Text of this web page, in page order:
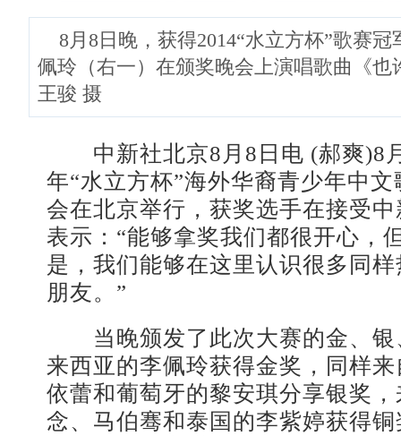
8月8日晚，获得2014“水立方杯”歌赛冠
佩玲（右一）在颁奖晚会上演唱歌曲《也
王骏 摄
中新社北京8月8日电 (郝爽)8
年“水立方杯”海外华裔青少年中
会在北京举行，获奖选手在接受中
表示：“能够拿奖我们都很开心，
是，我们能够在这里认识很多同
朋友。”
当晚颁发了此次大赛的金、银
来西亚的李佩玲获得金奖，同样
依蕾和葡萄牙的黎安琪分享银奖
念、马伯骞和泰国的李紫婷获得